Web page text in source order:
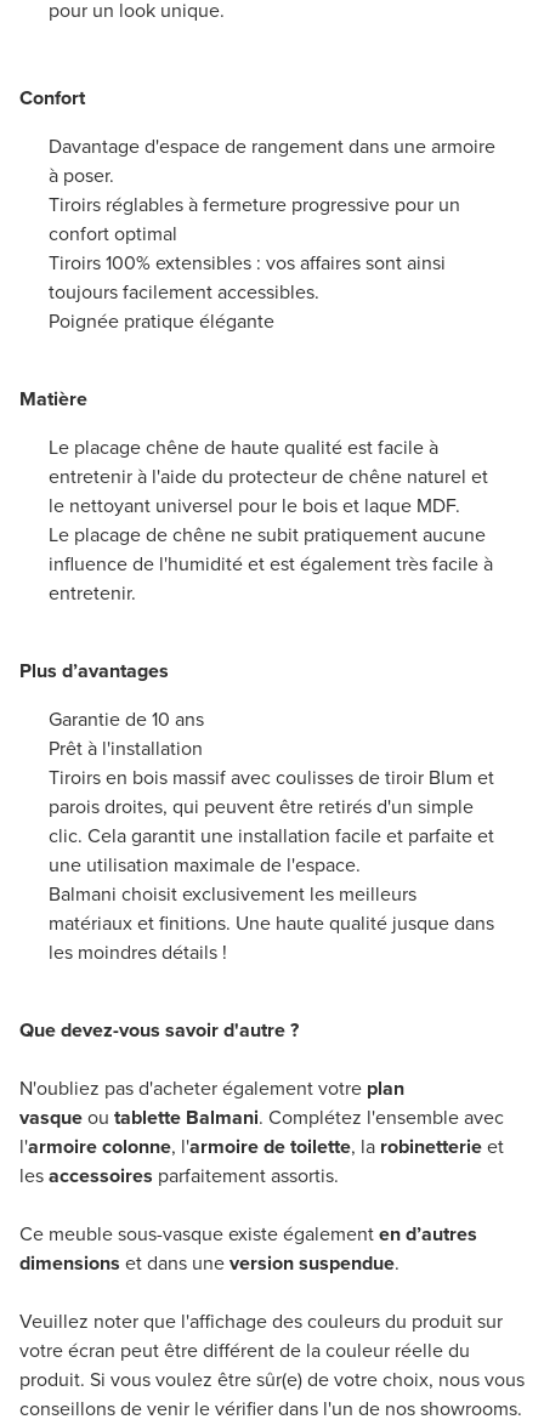
pour un look unique.
Confort
Davantage d'espace de rangement dans une armoire
à poser.
Tiroirs réglables à fermeture progressive pour un
confort optimal
Tiroirs 100% extensibles : vos affaires sont ainsi
toujours facilement accessibles.
Poignée pratique élégante
Matière
Le placage chêne de haute qualité est facile à
entretenir à l'aide du protecteur de chêne naturel et
le nettoyant universel pour le bois et laque MDF.
Le placage de chêne ne subit pratiquement aucune
influence de l'humidité et est également très facile à
entretenir.
Plus d’avantages
Garantie de 10 ans
Prêt à l'installation
Tiroirs en bois massif avec coulisses de tiroir Blum et
parois droites, qui peuvent être retirés d'un simple
clic. Cela garantit une installation facile et parfaite et
une utilisation maximale de l'espace.
Balmani choisit exclusivement les meilleurs
matériaux et finitions. Une haute qualité jusque dans
les moindres détails !
Que devez-vous savoir d'autre ?
N'oubliez pas d'acheter également votre plan
vasqueou tablette Balmani. Complétez l'ensemble avec
l'armoire colonne, l'armoire de toilette, la robinetterieet
lesaccessoires parfaitement assortis.
Ce meuble sous-vasque existe égalementen d’autres
dimensions et dans uneversion suspendue.
Veuillez noter que l'affichage des couleurs du produit sur
votre écran peut être différent de la couleur réelle du
produit. Si vous voulez être sûr(e) de votre choix, nous vous
conseillons de venir le vérifier dans l'un de nos showrooms.